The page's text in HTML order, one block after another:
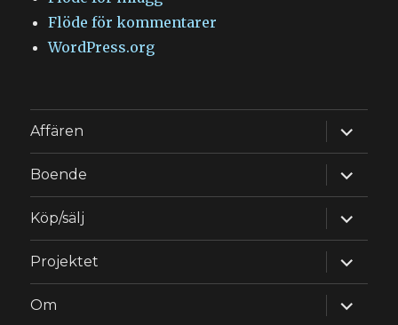
Flöde för kommentarer
WordPress.org
Affären
Boende
Köp/sälj
Projektet
Om